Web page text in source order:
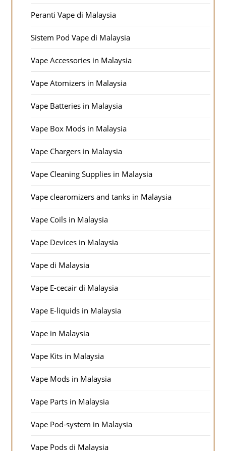
Peranti Vape di Malaysia
Sistem Pod Vape di Malaysia
Vape Accessories in Malaysia
Vape Atomizers in Malaysia
Vape Batteries in Malaysia
Vape Box Mods in Malaysia
Vape Chargers in Malaysia
Vape Cleaning Supplies in Malaysia
Vape clearomizers and tanks in Malaysia
Vape Coils in Malaysia
Vape Devices in Malaysia
Vape di Malaysia
Vape E-cecair di Malaysia
Vape E-liquids in Malaysia
Vape in Malaysia
Vape Kits in Malaysia
Vape Mods in Malaysia
Vape Parts in Malaysia
Vape Pod-system in Malaysia
Vape Pods di Malaysia